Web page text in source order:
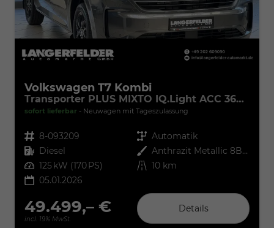
Volkswagen T7 Kombi
Transporter PLUS MIXTO IQ.Light ACC 360° 5Si
sofort lieferbar Neuwagen mit Tageszulassung
Fahrzeugnr. 8-093209 Getriebe Automatik
Kraftstoff Diesel Außenfarbe
Anthrazit Metallic 8B Graphite Dust
Leistung 125 kW (170 PS) Kilometerstand 10 km
05.01.2026
49.499,– €
incl. 19% MwSt.
Details